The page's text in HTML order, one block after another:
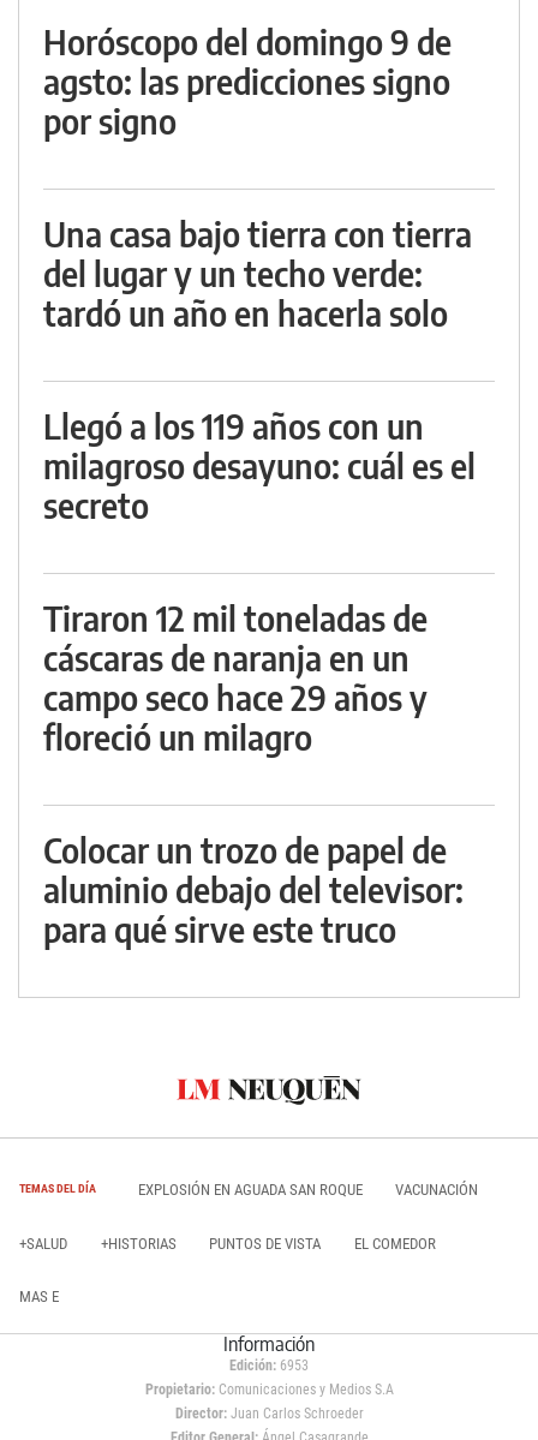
Horóscopo del domingo 9 de
agsto: las predicciones signo
por signo
Una casa bajo tierra con tierra
del lugar y un techo verde:
tardó un año en hacerla solo
Llegó a los 119 años con un
milagroso desayuno: cuál es el
secreto
Tiraron 12 mil toneladas de
cáscaras de naranja en un
campo seco hace 29 años y
floreció un milagro
Colocar un trozo de papel de
aluminio debajo del televisor:
para qué sirve este truco
TEMAS DEL DÍA EXPLOSIÓN EN AGUADA SAN ROQUE VACUNACIÓN
+SALUD +HISTORIAS PUNTOS DE VISTA EL COMEDOR
MAS E
Información
Edición: 6953
Propietario:Comunicaciones y Medios S.A
Director: Juan Carlos Schroeder